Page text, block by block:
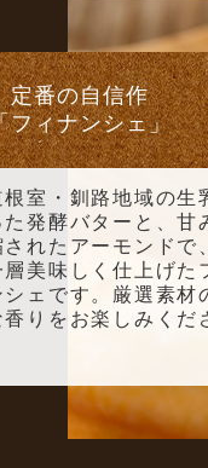
定番の自信作
フィナンシェ」
根室・釧路地域の生
た発酵バターと、甘
されたアーモンドで
層美味しく仕上げた
シェです。厳選素材
香りをお楽しみくだ